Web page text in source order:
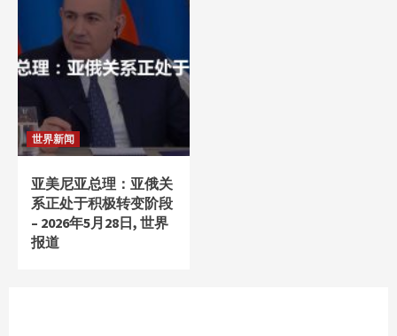
世界新闻
亚美尼亚总理：亚俄关
系正处于积极转变阶段
– 2026年5月28日, 世界
报道